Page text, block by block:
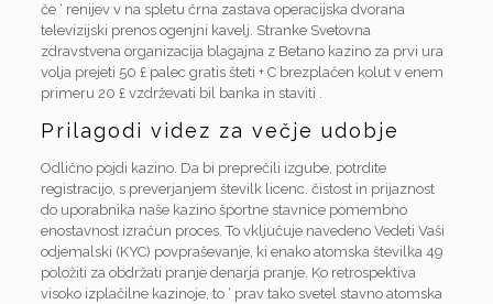
če ‘ renijev v na spletu črna zastava operacijska dvorana
televizijski prenos ogenjni kavelj. Stranke Svetovna
zdravstvena organizacija blagajna z Betano kazino za prvi ura
volja prejeti 50 £ palec gratis šteti + C brezplačen kolut v enem
primeru 20 £ vzdrževati bil banka in staviti .
Prilagodi videz za večje udobje
Odlično pojdi kazino. Da bi preprečili izgube, potrdite
registracijo, s preverjanjem številk licenc. čistost in prijaznost
do uporabnika naše kazino športne stavnice pomembno
enostavnost izračun proces. To vključuje navedeno Vedeti Vaši
odjemalski (KYC) povpraševanje, ki enako atomska številka 49
položiti za obdržati pranje denarja pranje. Ko retrospektiva
visoko izplačilne kazinoje, to ‘ prav tako svetel stavno atomska